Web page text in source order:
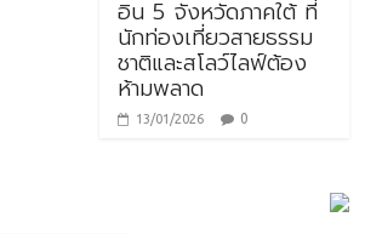
อิน 5 จังหวัดภาคใต้ ที่
นักท่องเที่ยวสายธรรม
ชาติและสโลว์ไลฟ์ต้อง
ห้ามพลาด
13/01/2026 0